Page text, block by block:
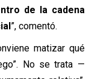
de la cadena
”, comentó.
matizar qué
No se trata —